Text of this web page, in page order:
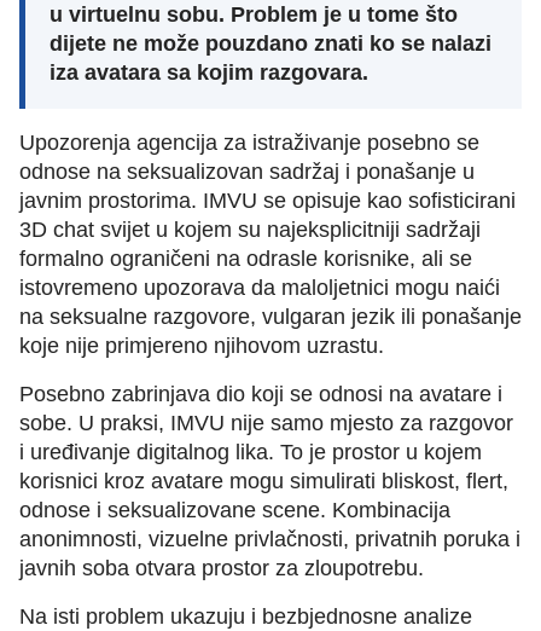
u virtuelnu sobu. Problem je u tome što
dijete ne može pouzdano znati ko se nalazi
iza avatara sa kojim razgovara.
Upozorenja agencija za istraživanje posebno se
odnose na seksualizovan sadržaj i ponašanje u
javnim prostorima. IMVU se opisuje kao sofisticirani
3D chat svijet u kojem su najeksplicitniji sadržaji
formalno ograničeni na odrasle korisnike, ali se
istovremeno upozorava da maloljetnici mogu naići
na seksualne razgovore, vulgaran jezik ili ponašanje
koje nije primjereno njihovom uzrastu.
Posebno zabrinjava dio koji se odnosi na avatare i
sobe. U praksi, IMVU nije samo mjesto za razgovor
i uređivanje digitalnog lika. To je prostor u kojem
korisnici kroz avatare mogu simulirati bliskost, flert,
odnose i seksualizovane scene. Kombinacija
anonimnosti, vizuelne privlačnosti, privatnih poruka i
javnih soba otvara prostor za zloupotrebu.
Na isti problem ukazuju i bezbjednosne analize